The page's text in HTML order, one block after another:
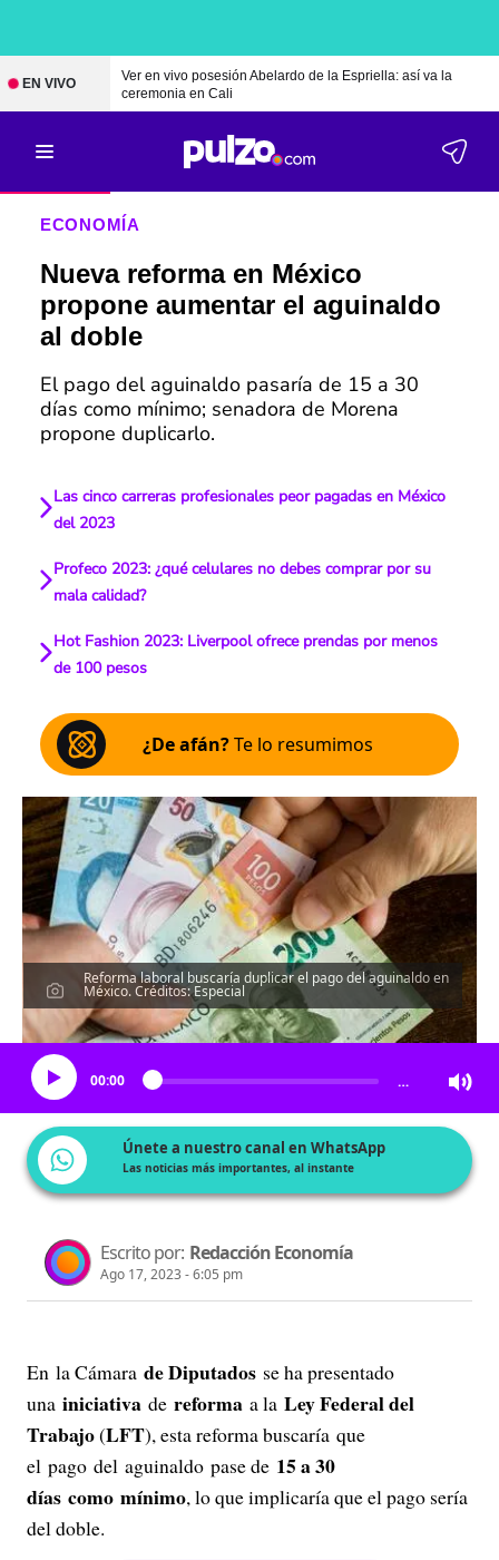
EN VIVO
Ver en vivo posesión Abelardo de la Espriella: así va la
ceremonia en Cali
ECONOMÍA
Nueva reforma en México
propone aumentar el aguinaldo
al doble
El pago del aguinaldo pasaría de 15 a 30
días como mínimo; senadora de Morena
propone duplicarlo.
Las cinco carreras profesionales peor pagadas en México
del 2023
Profeco 2023: ¿qué celulares no debes comprar por su
mala calidad?
Hot Fashion 2023: Liverpool ofrece prendas por menos
de 100 pesos
¿De afán?Te lo resumimos
Reforma laboral buscaría duplicar el pago del aguinaldo en
México. Créditos: Especial
Escucha el artículo
00:00 …
Únete a nuestro canal en WhatsApp
Las noticias más importantes, al instante
Escrito por: Redacción Economía
Ago 17, 2023 - 6:05 pm
En la Cámara de Diputados se ha presentado
una iniciativa de reforma a la Ley Federal del
Trabajo(LFT), esta reforma buscaría que
el pago del aguinaldo pase de 15 a 30
días como mínimo, lo que implicaría que el pago sería
del doble.